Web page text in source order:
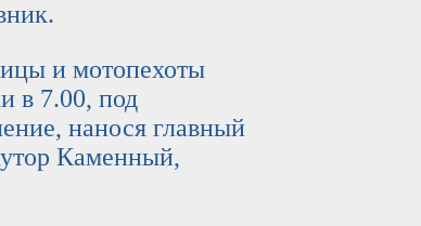
и мотопехоты
в 7.00, под
нанося главный
Каменный,